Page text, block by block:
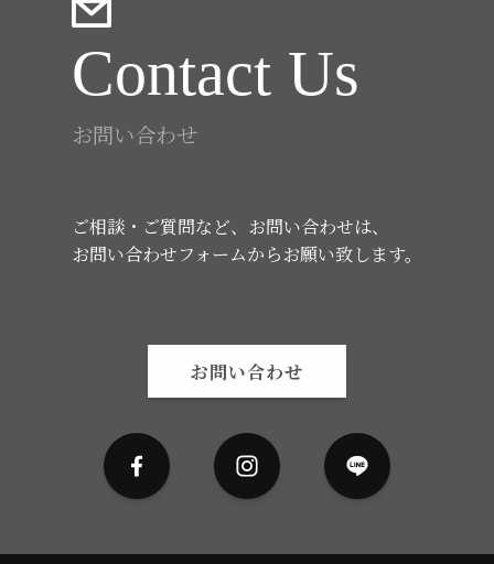
Contact Us
お問い合わせ
ご相談・ご質問など、お問い合わせは、
お問い合わせフォームからお願い致します。
お問い合わせ